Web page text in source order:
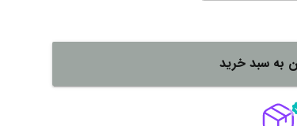
به سبد خرید